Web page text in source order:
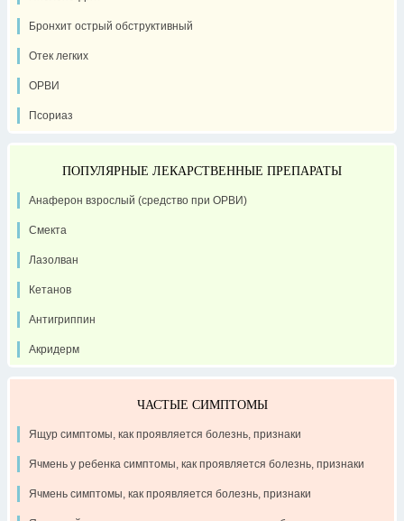
Бронхит острый обструктивный
Отек легких
ОРВИ
Псориаз
ПОПУЛЯРНЫЕ ЛЕКАРСТВЕННЫЕ ПРЕПАРАТЫ
Анаферон взрослый (средство при ОРВИ)
Смекта
Лазолван
Кетанов
Антигриппин
Акридерм
ЧАСТЫЕ СИМПТОМЫ
Ящур симптомы, как проявляется болезнь, признаки
Ячмень у ребенка симптомы, как проявляется болезнь, признаки
Ячмень симптомы, как проявляется болезнь, признаки